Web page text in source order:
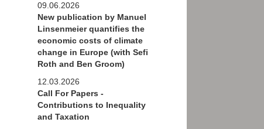
09.06.2026
New publication by Manuel
Linsenmeier quantifies the
economic costs of climate
change in Europe (with Sefi
Roth and Ben Groom)
12.03.2026
Call For Papers -
Contributions to Inequality
and Taxation